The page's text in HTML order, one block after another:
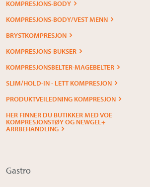
KOMPRESJONS-BODY
KOMPRESJONS-BODY/VEST MENN
BRYSTKOMPRESJON
KOMPRESJONS-BUKSER
KOMPRESJONSBELTER-MAGEBELTER
SLIM/HOLD-IN - LETT KOMPRESJON
PRODUKTVEILEDNING KOMPRESJON
HER FINNER DU BUTIKKER MED VOE
KOMPRESJONSTØY OG NEWGEL+
ARRBEHANDLING
Gastro